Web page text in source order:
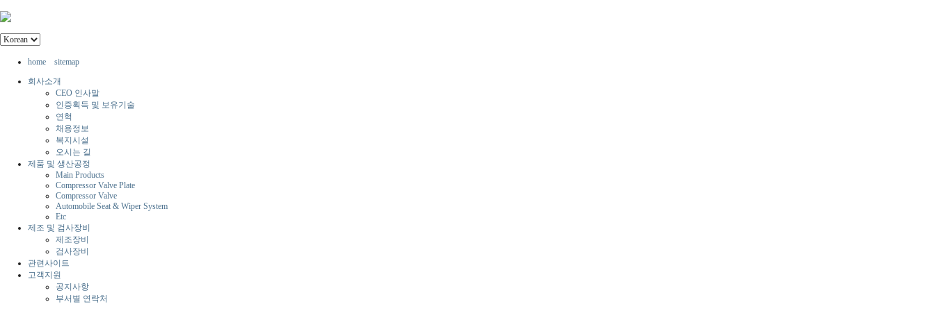
home
sitemap
회사소개
CEO 인사말
인증획득 및 보유기술
연혁
채용정보
복지시설
오시는 길
제품 및 생산공정
Main Products
Compressor Valve Plate
Compressor Valve
Automobile Seat & Wiper System
Etc
제조 및 검사장비
제조장비
검사장비
관련사이트
고객지원
공지사항
부서별 연락처